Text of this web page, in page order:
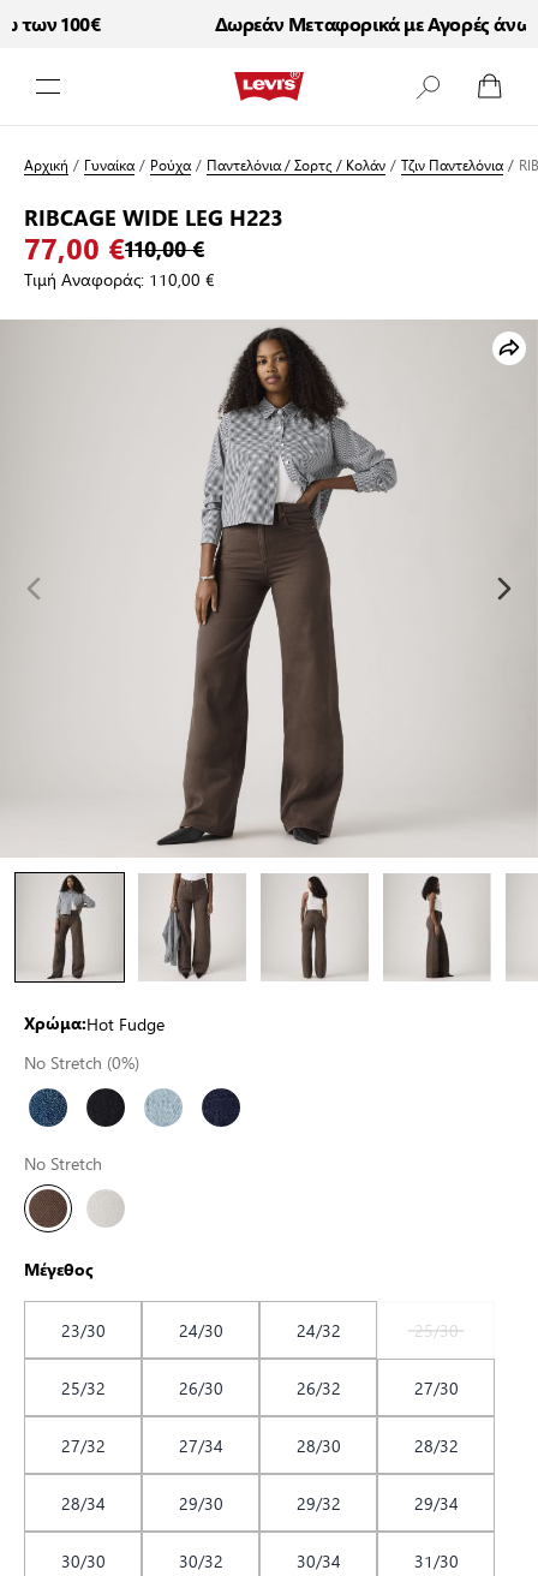
100€ Δωρεάν Μεταφορικά με Αγορές άνω
Αρχική / Γυναίκα/ Ρούχα/ Παντελόνια / Σορτς / Κολάν/Τζιν Παντελόνια/
RIBCAGE WIDE LEG H223
77,00 €110,00 €
Τιμή Αναφοράς: 110,00 €
Χρώμα:Hot Fudge
No Stretch (0%)
No Stretch
Μέγεθος
23/30 24/30 24/32
25/30
25/32
26/30 26/32
27/30
27/32
27/34 28/30
28/32
28/34
29/30 29/32
29/34
30/30
30/32 30/34
31/30